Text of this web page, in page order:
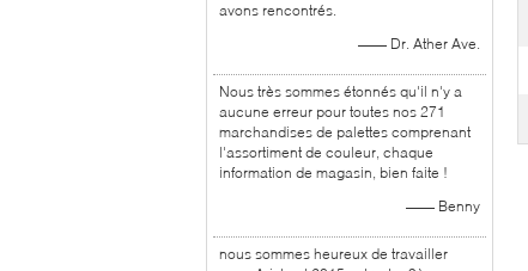
avons rencontrés.
—— Dr. Ather Ave.
Nous très sommes étonnés qu'il n'y a
aucune erreur pour toutes nos 271
marchandises de palettes comprenant
l'assortiment de couleur, chaque
information de magasin, bien faite !
—— Benny
nous sommes heureux de travailler